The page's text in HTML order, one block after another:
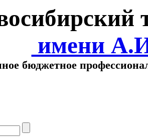
имени
бюджетное